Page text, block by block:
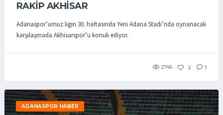
RAKİP AKHİSAR
Adanaspor’umuz ligin 30. haftasında Yeni Adana Stadı’nda oynanacak
karşılaşmada Akhisarspor’u konuk ediyor.
2745 2 1
ADANASPOR HABER